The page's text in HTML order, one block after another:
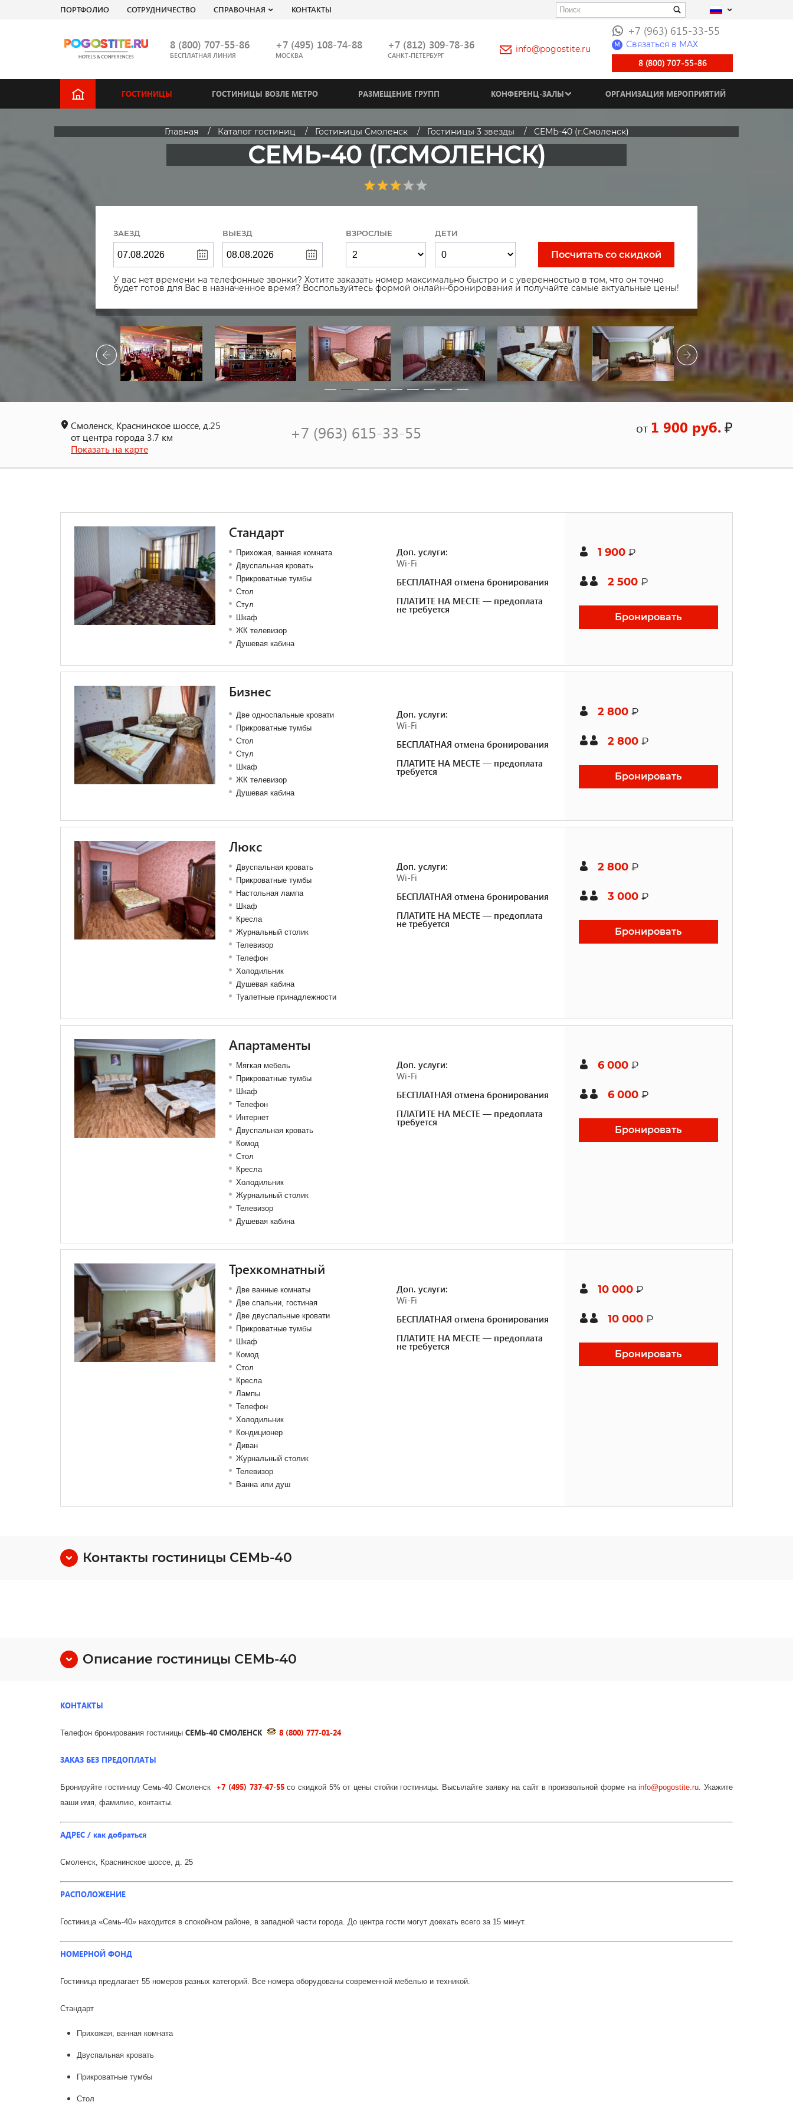
ПОРТФОЛИО СОТРУДНИЧЕСТВО СПРАВОЧНАЯ КОНТАКТЫ
8 (800) 707-55-86
БЕСПЛАТНАЯ ЛИНИЯ
+7 (495) 108-74-88
МОСКВА
+7 (812) 309-78-36
САНКТ-ПЕТЕРБУРГ
info@pogostite.ru
+7 (963) 615-33-55
M Связаться в МАХ
8 (800) 707-55-86
ГОСТИНИЦЫ ГОСТИНИЦЫ ВОЗЛЕ МЕТРО РАЗМЕЩЕНИЕ ГРУПП КОНФЕРЕНЦ-ЗАЛЫ ОРГАНИЗАЦИЯ МЕРОПРИЯТИЙ
Главная Каталог гостиниц Гостиницы Смоленск Гостиницы 3 звезды СЕМЬ-40 (г.Смоленск)
СЕМЬ-40 (Г.СМОЛЕНСК)
ЗАЕЗД ВЫЕЗД ВЗРОСЛЫЕ ДЕТИ
Посчитать со скидкой
У вас нет времени на телефонные звонки? Хотите заказать номер максимально быстро и с уверенностью в том, что он точно
будет готов для Вас в назначенное время? Воспользуйтесь формой онлайн-бронирования и получайте самые актуальные цены!
Смоленск, Краснинское шоссе, д.25
от центра города 3.7 км
Показать на карте
+7 (963) 615-33-55 от 1 900 руб.₽
Стандарт
Прихожая, ванная комната
Двуспальная кровать
Прикроватные тумбы
Стол
Стул
Шкаф
ЖК телевизор
Душевая кабина
Доп. услуги:
Wi-Fi
БЕСПЛАТНАЯ отмена бронирования
ПЛАТИТЕ НА МЕСТЕ — предоплата
не требуется
1 900 ₽
2 500 ₽
Бронировать
Бизнес
Две односпальные кровати
Прикроватные тумбы
Стол
Стул
Шкаф
ЖК телевизор
Душевая кабина
Доп. услуги:
Wi-Fi
БЕСПЛАТНАЯ отмена бронирования
ПЛАТИТЕ НА МЕСТЕ — предоплата
требуется
2 800 ₽
2 800 ₽
Бронировать
Люкс
Двуспальная кровать
Прикроватные тумбы
Настольная лампа
Шкаф
Кресла
Журнальный столик
Телевизор
Телефон
Холодильник
Душевая кабина
Туалетные принадлежности
Доп. услуги:
Wi-Fi
БЕСПЛАТНАЯ отмена бронирования
ПЛАТИТЕ НА МЕСТЕ — предоплата
не требуется
2 800 ₽
3 000 ₽
Бронировать
Апартаменты
Мягкая мебель
Прикроватные тумбы
Шкаф
Телефон
Интернет
Двуспальная кровать
Комод
Стол
Кресла
Холодильник
Журнальный столик
Телевизор
Душевая кабина
Доп. услуги:
Wi-Fi
БЕСПЛАТНАЯ отмена бронирования
ПЛАТИТЕ НА МЕСТЕ — предоплата
требуется
6 000 ₽
6 000 ₽
Бронировать
Трехкомнатный
Две ванные комнаты
Две спальни, гостиная
Две двуспальные кровати
Прикроватные тумбы
Шкаф
Комод
Стол
Кресла
Лампы
Телефон
Холодильник
Кондиционер
Диван
Журнальный столик
Телевизор
Ванна или душ
Доп. услуги:
Wi-Fi
БЕСПЛАТНАЯ отмена бронирования
ПЛАТИТЕ НА МЕСТЕ — предоплата
не требуется
10 000 ₽
10 000 ₽
Бронировать
Контакты гостиницы СЕМЬ-40
Описание гостиницы СЕМЬ-40
КОНТАКТЫ
Телефон бронирования гостиницы СЕМЬ-40 СМОЛЕНСК 8 (800) 777-01-24
ЗАКАЗ БЕЗ ПРЕДОПЛАТЫ
Бронируйте гостиницу Семь-40 Смоленск +7 (495) 737-47-55 со скидкой 5% от цены стойки гостиницы. Высылайте заявку на сайт в произвольной форме наinfo@pogostite .ru . Укажите
ваши имя, фамилию, контакты.
АДРЕС / как добраться
Смоленск, Краснинское шоссе, д. 25
РАСПОЛОЖЕНИЕ
Гостиница «Семь-40» находится в спокойном районе, в западной части города. До центра гости могут доехать всего за 15 минут.
НОМЕРНОЙ ФОНД
Гостиница предлагает 55 номеров разных категорий. Все номера оборудованы современной мебелью и техникой.
Стандарт
Прихожая, ванная комната
Двуспальная кровать
Прикроватные тумбы
Стол